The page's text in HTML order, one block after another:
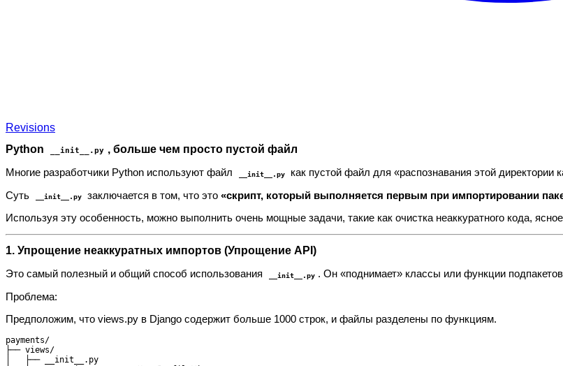
Revisions
Python
__init__.py , больше чем просто пустой файл
Многие разработчики Python используют файл
__init__.py
как пустой файл для «распознавания этой директории
Суть
__init__.py заключается в том, что это«скрипт, который выполняется первым при импортировании
Используя эту особенность, можно выполнить очень мощные задачи, такие как очистка неаккуратного кода,
1. Упрощение неаккуратных импортов (Упрощение API)
Это самый полезный и общий способ использования
__init__.py . Он «поднимает» классы или функции
Проблема:
Предположим, что views.py в Django содержит больше 1000 строк, и файлы разделены по функциям.
payments/
├── views/
│   ├── __init__.py